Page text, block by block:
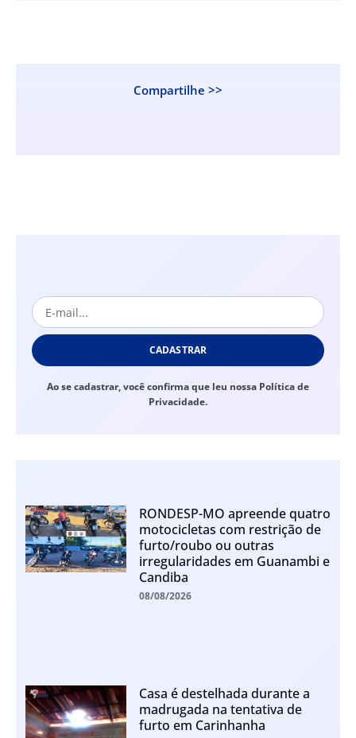
Compartilhe >>
CADASTRAR
Ao se cadastrar, você confirma que leu nossa Política de
Privacidade.
RONDESP-MO apreende quatro
motocicletas com restrição de
furto/roubo ou outras
irregularidades em Guanambi e
Candiba
08/08/2026
Casa é destelhada durante a
madrugada na tentativa de
furto em Carinhanha